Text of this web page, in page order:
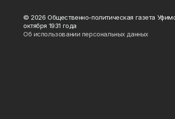
© 2026 Общественно-политическая газета
октября 1931 года
Об использовании персональных данных